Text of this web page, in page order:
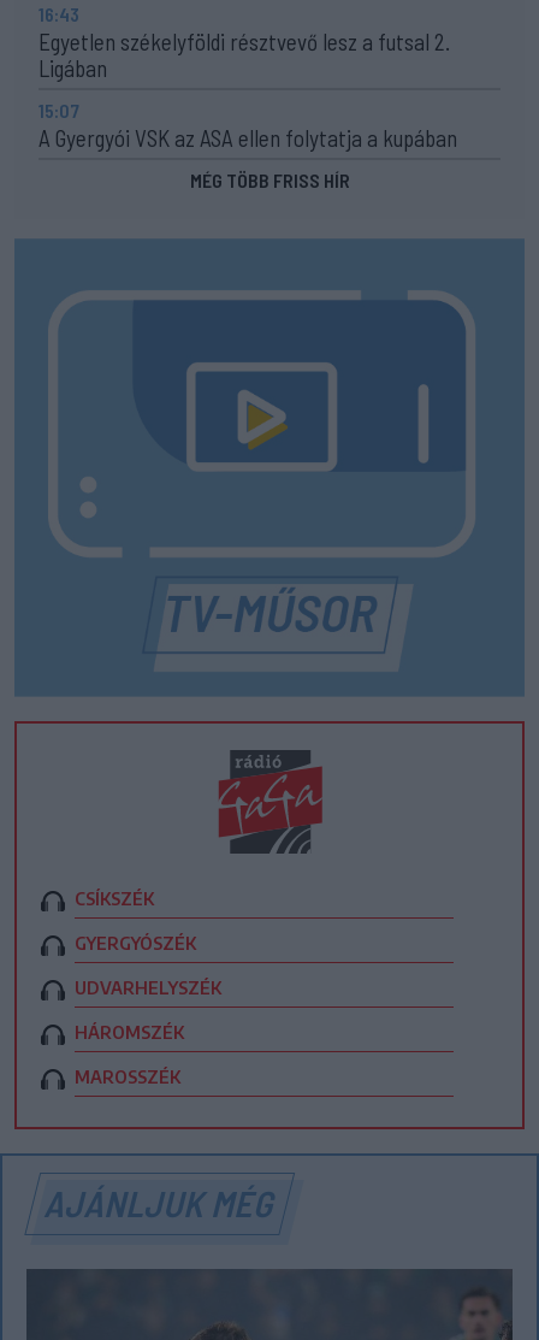
16:43
Egyetlen székelyföldi résztvevő lesz a futsal 2.
Ligában
15:07
A Gyergyói VSK az ASA ellen folytatja a kupában
MÉG TÖBB FRISS HÍR
CSÍKSZÉK
GYERGYÓSZÉK
UDVARHELYSZÉK
HÁROMSZÉK
MAROSSZÉK
AJÁNLJUK MÉG